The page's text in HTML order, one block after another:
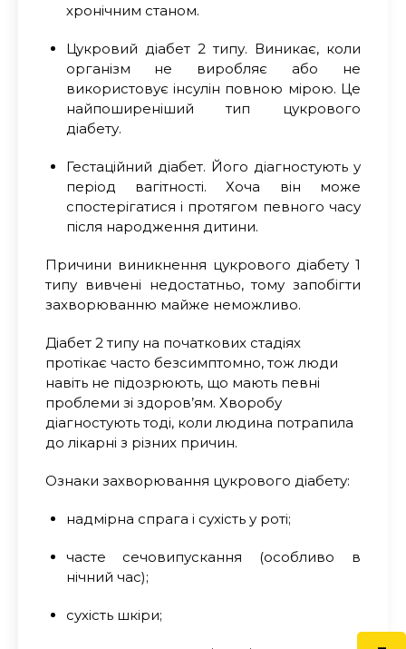
хронічним станом.
Цукровий діабет 2 типу. Виникає, коли
організм не виробляє або не
використовує інсулін повною мірою. Це
найпоширеніший тип цукрового
діабету.
Гестаційний діабет. Його діагностують у
період вагітності. Хоча він може
спостерігатися і протягом певного часу
після народження дитини.
Причини виникнення цукрового діабету 1
типу вивчені недостатньо, тому запобігти
захворюванню майже неможливо.
Діабет 2 типу на початкових стадіях
протікає часто безсимптомно, тож люди
навіть не підозрюють, що мають певні
проблеми зі здоров’ям. Хворобу
діагностують тоді, коли людина потрапила
до лікарні з різних причин.
Ознаки захворювання цукрового діабету:
надмірна спрага і сухість у роті;
часте сечовипускання (особливо в
нічний час);
сухість шкіри;